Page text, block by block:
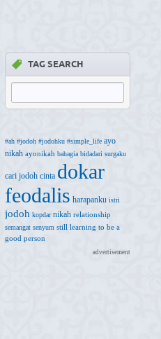
TAG SEARCH
#ah #jodoh #jodohku #simple_life ayo
nikah ayonikah bahagia bidadari surgaku
cari jodoh cinta dokar
feodalis harapanku istri
jodoh kopdar nikah relationship
semangat senyum still learning to be a
good person
advertisement